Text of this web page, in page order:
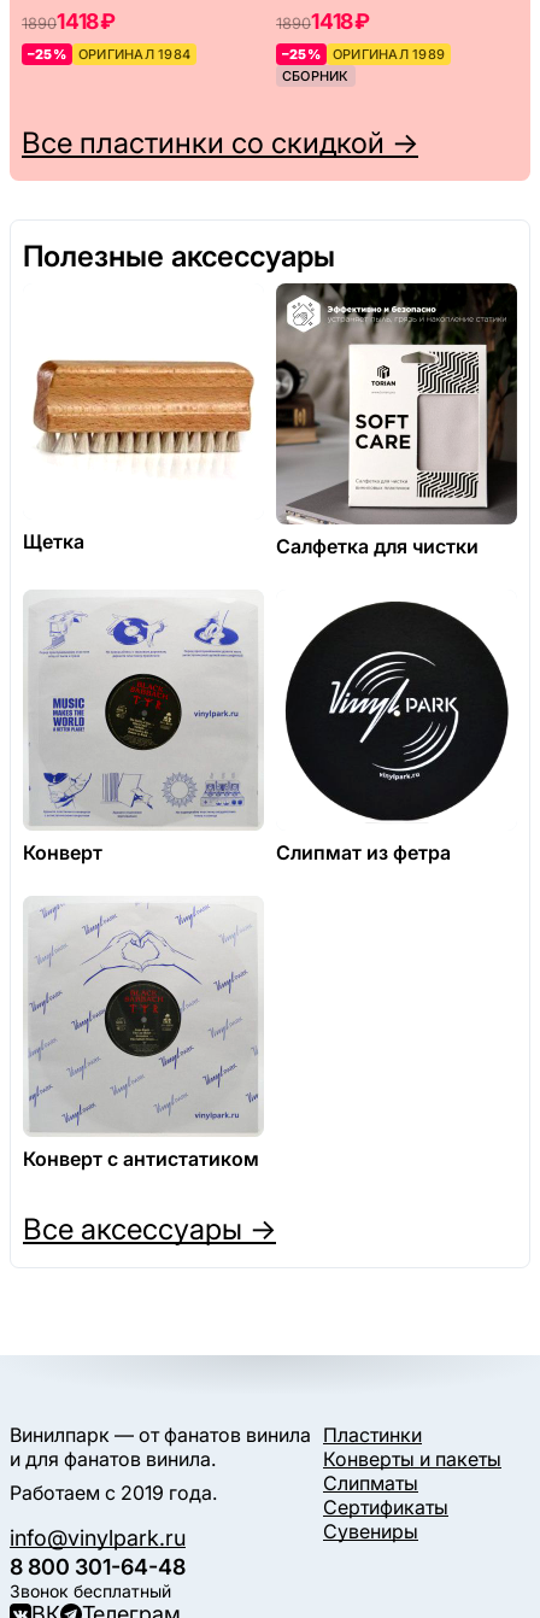
18901418 ₽
–25% ОРИГИНАЛ 1984
18901418 ₽
–25%
ОРИГИНАЛ 1989
СБОРНИК
Все пластинки со скидкой →
Полезные аксессуары
Щетка Салфетка для чистки
Конверт Слипмат из фетра
Конверт с антистатиком
Все аксессуары →
Винилпарк — от фанатов винила
и для фанатов винила.
Работаем с 2019 года.
info@vinylpark.ru
8 800 301-64-48
Звонок бесплатный
Пластинки
Конверты и пакеты
Слипматы
Сертификаты
Сувениры